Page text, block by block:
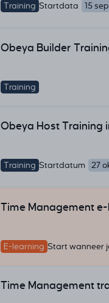
Training Startdata 15 sep
Obeya Builder
Training
Obeya Host Training
Training Startdatum 27
Time Management
E-learning Start wanneer
Time Management